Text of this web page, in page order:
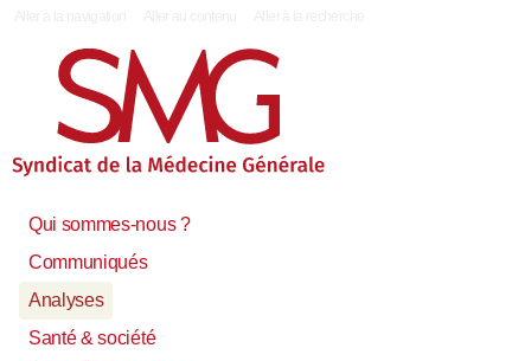
Qui sommes-nous ?
Communiqués
Analyses
Santé & société